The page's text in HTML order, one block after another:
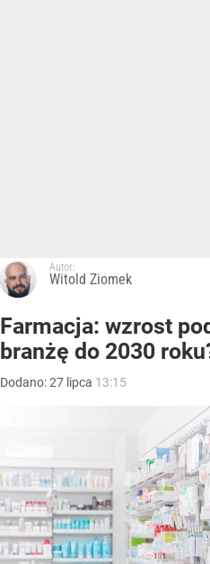
Autor:
Witold Ziomek
Farmacja: wzrost
branżę do 2030
Dodano:27 lipca 13:15